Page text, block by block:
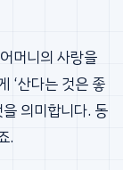
머니의 사랑을
‘산다는 것은 좋
의미합니다. 동
.